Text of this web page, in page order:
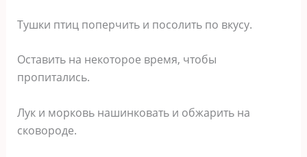
Тушки птиц поперчить и посолить по вкусу.
Оставить на некоторое время, чтобы
пропитались.
Лук и морковь нашинковать и обжарить на
сковороде.